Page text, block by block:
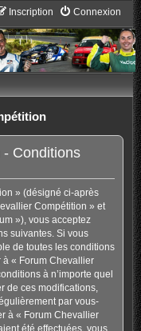
Connexion
Inscription
Conditions
» (désigné ci-après
Compétition » et
»), vous acceptez
suivantes. Si vous
de toutes les conditions
« Forum Chevallier
à n’importe quel
de ces modifications,
par vous-
à « Forum Chevallier
été effectuées, vous